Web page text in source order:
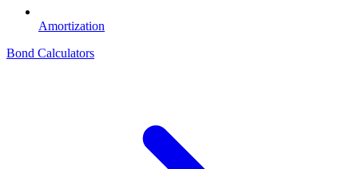
Amortization
Bond Calculators